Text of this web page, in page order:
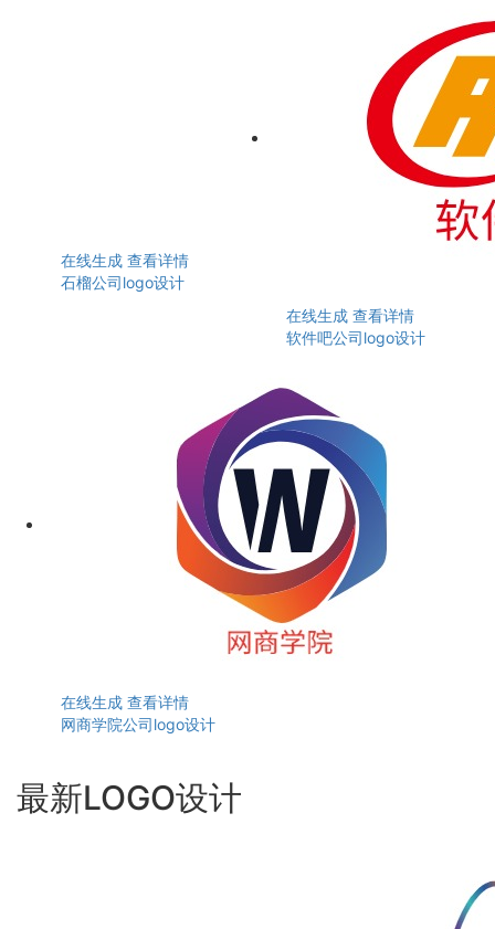
在线生成 查看详情
石榴公司logo设计
在线生成 查看详情
软件吧公司logo设计
在线生成 查看详情
网商学院公司logo设计
最新LOGO设计